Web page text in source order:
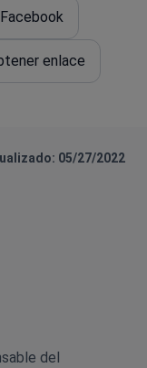
Facebook
enlace
05/27/2022
del